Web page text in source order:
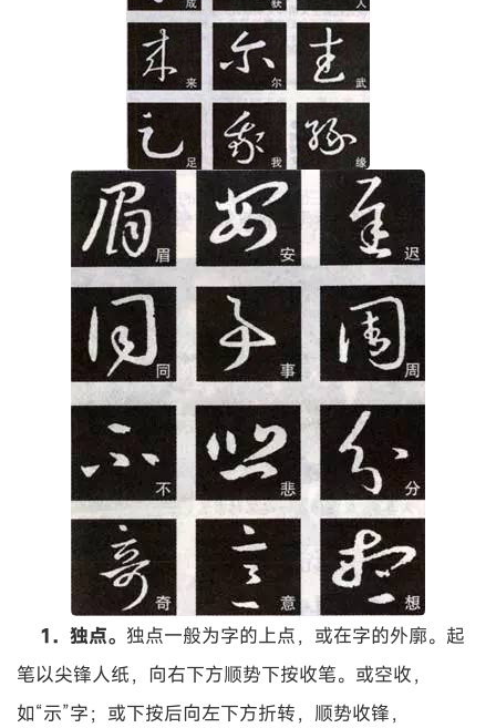
1．独点。 独点一般为字的上点，或在字的外廓。起
笔以尖锋人纸，向右下方顺势下按收笔。或空收，
如“示”字；或下按后向左下方折转，顺势收锋，